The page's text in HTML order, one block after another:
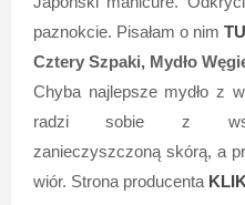
paznokcie. Pisałam o nim
Cztery Szpaki, Mydło
Chyba najlepsze mydło z
radzi sobie z
zanieczyszczoną skórą, a
wiór. Strona producenta KLIK